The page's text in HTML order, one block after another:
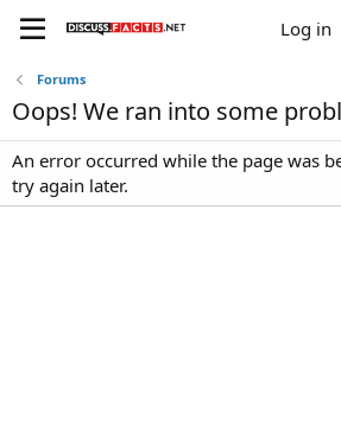
Log in
Forums
Oops! We ran into some
An error occurred while the page was
try again later.